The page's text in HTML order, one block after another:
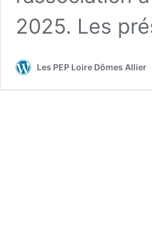
2025. Les
Les PEP Loire Dômes Allier